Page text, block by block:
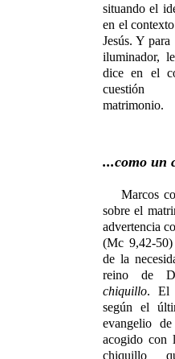
situando el
en el
Jesús. Y
iluminador,
dice en el
matrimonio.
...como un
Marcos
sobre el
advertencia
(Mc 9,42-
de la
reino de
chiquillo. El
según el
evangelio
acogido con
chiquillo